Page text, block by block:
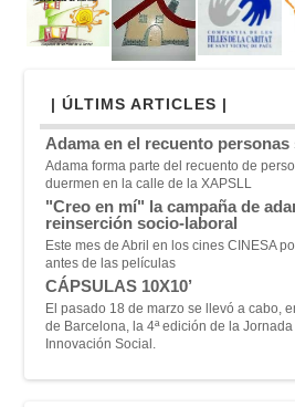
| ÚLTIMS ARTICLES |
Adama en el recuento
Adama forma parte del recuento de
duermen en la calle de la XAPSLL
"Creo en mí" la campaña de
reinserción socio-laboral
Este mes de Abril en los cines CINESA
antes de las películas
CÁPSULAS 10X10’
El pasado 18 de marzo se llevó a cabo,
de Barcelona, la 4ª edición de la
Innovación Social.